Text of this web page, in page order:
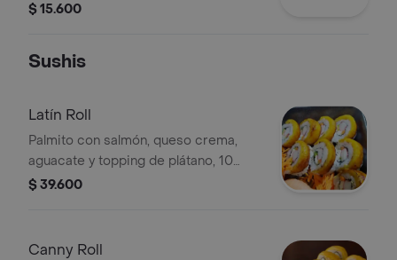
$ 15.600
Sushis
Latín Roll
Palmito con salmón, queso crema,
aguacate y topping de plátano, 10
piezas.
$ 39.600
Canny Roll